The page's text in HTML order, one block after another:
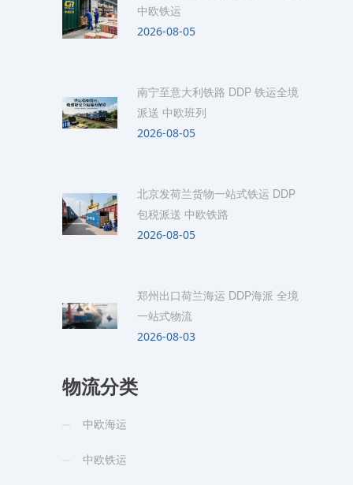
中欧铁运
2026-08-05
南宁至意大利铁路 DDP 铁运全境
派送 中欧班列
2026-08-05
北京发荷兰货物一站式铁运 DDP
包税派送 中欧铁路
2026-08-05
郑州出口荷兰海运 DDP海派 全境
一站式物流
2026-08-03
物流分类
中欧海运
中欧铁运